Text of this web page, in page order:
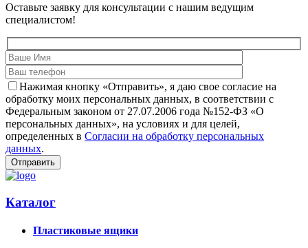
Оставьте заявку для консультации с нашим ведущим
специалистом!
Нажимая кнопку «Отправить», я даю свое согласие на
обработку моих персональных данных, в соответствии с
Федеральным законом от 27.07.2006 года №152-ФЗ «О
персональных данных», на условиях и для целей,
определенных в Согласии на обработку персональных
данных.
Каталог
Пластиковые ящики